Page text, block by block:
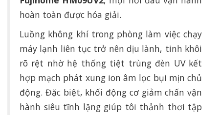
hoàn toàn được hóa giải.
Luồng không khí trong phòng làm việc chạy
máy lạnh liên tục trở nên dịu lành, tinh khôi
rõ rệt nhờ hệ thống tiệt trùng đèn UV kết
hợp mạch phát xung ion âm lọc bụi mịn chủ
động. Đặc biệt, khối động cơ giảm chấn vận
hành siêu tĩnh lặng giúp tôi thảnh thơi tập